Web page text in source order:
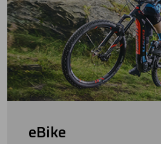
eBike